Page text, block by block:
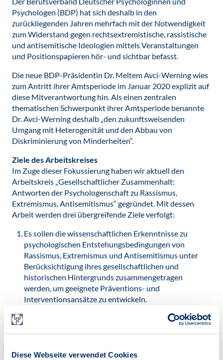
Diese Webseite verwendet Cookies
Psychologen (BDP) hat sich deshalb in den
zurückliegenden Jahren mehrfach mit der Notwendigkeit
zum Widerstand gegen rechtsextremistische, rassistische
und antisemitische Ideologien mittels Veranstaltungen
und Positionspapieren hör- und sichtbar befasst.
Die neue BDP-Präsidentin Dr. Meltem Avci-Werning wies
zum Antritt ihrer Amtsperiode im Januar 2020 explizit auf
diese Mitverantwortung hin. Als einen zentralen
thematischen Schwerpunkt ihrer Amtsperiode benannte
Dr. Avci-Werning deshalb „den zukunftsweisenden
Umgang mit Heterogenität und den Abbau von
Diskriminierung von Minderheiten“.
Ziele des Arbeitskreises
Im Zuge dieser Fokussierung haben wir aktuell den
Arbeitskreis „Gesellschaftlicher Zusammenhalt:
Antworten der Psychologenschaft zu Rassismus,
Extremismus, Antisemitismus“ gegründet. Mit dessen
Arbeit werden drei übergreifende Ziele verfolgt:
Es sollen die wissenschaftlichen Erkenntnisse zu
psychologischen Entstehungsbedingungen von
Rassismus, Extremismus und Antisemitismus unter
Berücksichtigung ihres gesellschaftlichen und
historischen Hintergrunds zusammengetragen
werden, um geeignete Präventions- und
Interventionsansätze zu entwickeln.
Auf dieser Grundlage werden zentrale Inhalte in
einfach verständlichen Zusammenfassungen über
Homepage oder andere digitale Medien, zur Verfügung